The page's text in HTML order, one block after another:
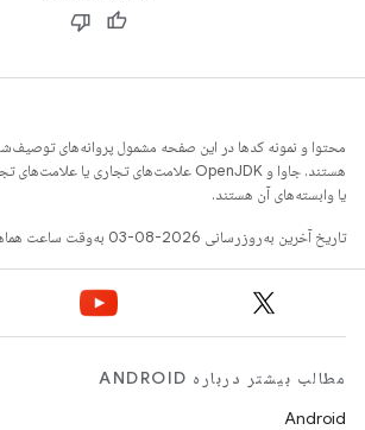
محتوا و نمونه کدها در این صفحه مشمول پروانه‌های
یا وابسته‌های آن هستند.
تاریخ آخرین به‌روزرسانی 2026-08-03 به‌وقت ساعت هماهنگ جهانی.
مطالب بیشتر درباره ANDROID
Android